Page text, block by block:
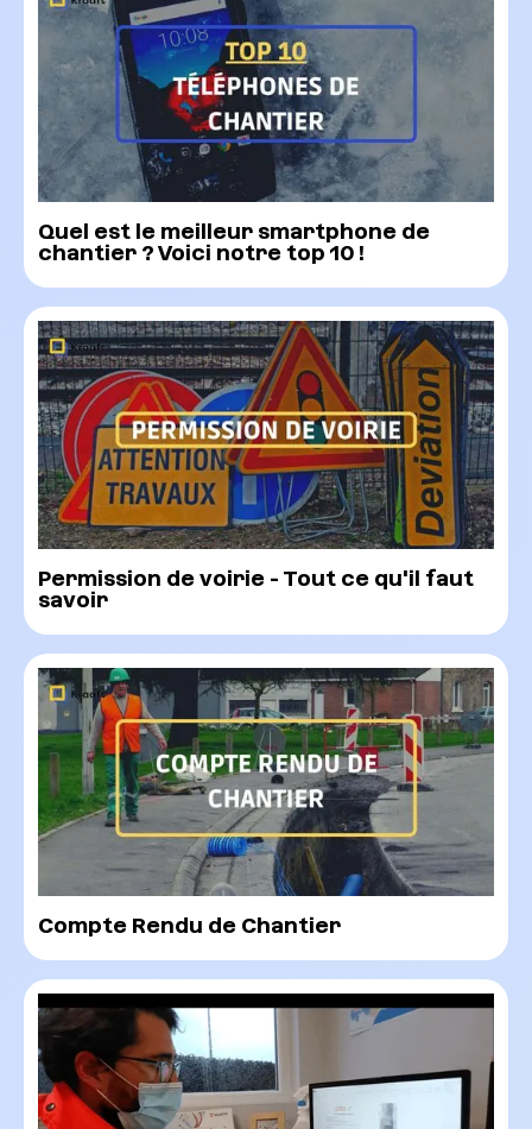
Quel est le meilleur smartphone de
chantier ? Voici notre top 10 !
Permission de voirie - Tout ce qu'il faut
savoir ‍
Compte Rendu de Chantier